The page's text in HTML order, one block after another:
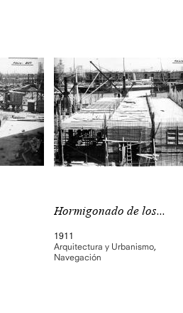
Hormigonado de los...
1911
Arquitectura y Urbanismo,
Navegación